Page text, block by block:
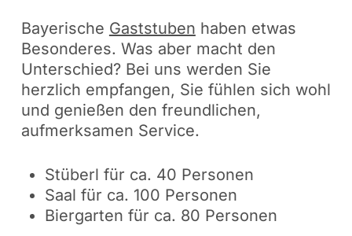
Bayerische Gaststuben haben etwas
Besonderes. Was aber macht den
Unterschied? Bei uns werden Sie
herzlich empfangen, Sie fühlen sich wohl
und genießen den freundlichen,
aufmerksamen Service.
Stüberl für ca. 40 Personen
Saal für ca. 100 Personen
Biergarten für ca. 80 Personen